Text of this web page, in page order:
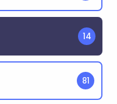
14
81